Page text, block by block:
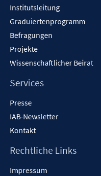
Institutsleitung
Graduiertenprogramm
Befragungen
Projekte
Wissenschaftlicher Beirat
Services
Presse
IAB-Newsletter
Kontakt
Rechtliche Links
Impressum